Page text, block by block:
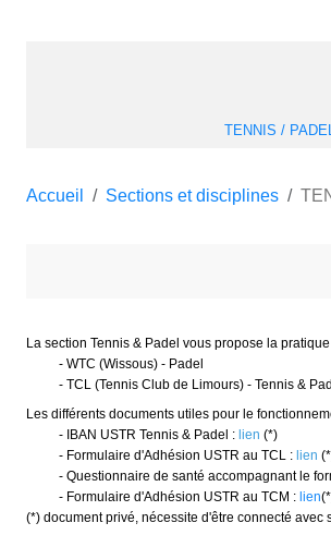
TENNIS / PADEL
Accueil Sections et disciplines
La section Tennis & Padel vous propose la
- WTC (Wissous) - Padel
- TCL (Tennis Club de Limours) - Tennis &
Les différents documents utiles pour le
- IBAN USTR Tennis & Padel : lien (*)
- Formulaire d'Adhésion USTR au TCL : lien
- Questionnaire de santé accompagnant le
- Formulaire d'Adhésion USTR au TCM : lien
(*) document privé, nécessite d'être connecté avec